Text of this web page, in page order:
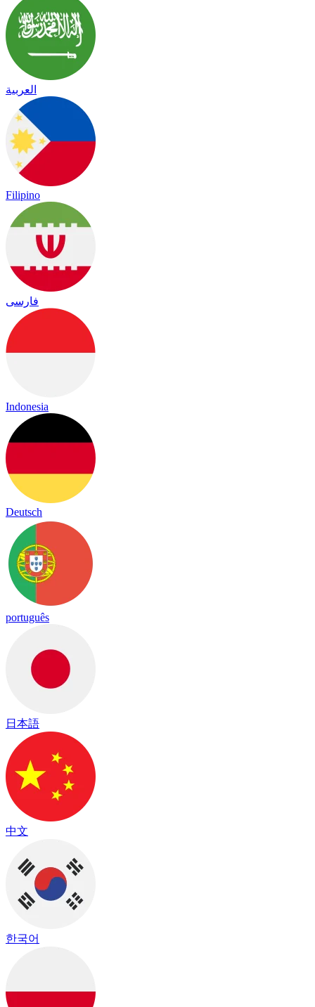
العربية
Filipino
فارسی
Indonesia
Deutsch
português
日本語
中文
한국어